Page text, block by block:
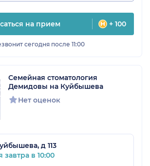
на прием + 100
сегодня после 11:00
Семейная стоматология
Демидовы на Куйбышева
Нет оценок
д 113
завтра в 10:00